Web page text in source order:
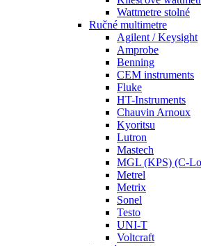
Wattmetre stolné
Ručné multimetre
Agilent / Keysight
Amprobe
Benning
CEM instruments
Fluke
HT-Instruments
Chauvin Arnoux
Kyoritsu
Lutron
Mastech
MGL (KPS) (C-
Metrel
Metrix
Sonel
Testo
UNI-T
Voltcraft